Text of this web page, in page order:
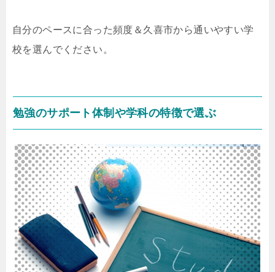
自分のペースに合った頻度＆久喜市から通いやすい学
校を選んでください。
勉強のサポート体制や学科の特徴で選ぶ